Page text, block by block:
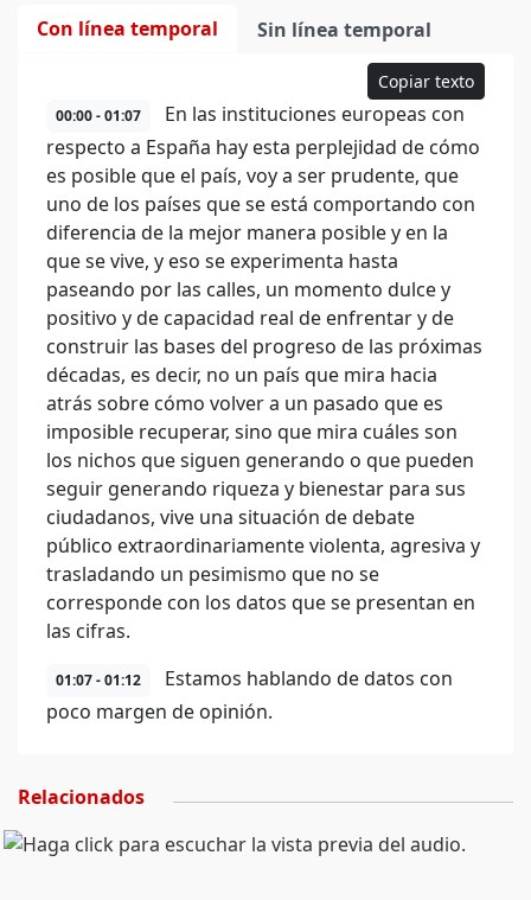
Con línea temporal Sin línea temporal
Copiar texto
00:00 - 01:07
En las instituciones europeas con
respecto a España hay esta perplejidad de cómo
es posible que el país, voy a ser prudente, que
uno de los países que se está comportando con
diferencia de la mejor manera posible y en la
que se vive, y eso se experimenta hasta
paseando por las calles, un momento dulce y
positivo y de capacidad real de enfrentar y de
construir las bases del progreso de las próximas
décadas, es decir, no un país que mira hacia
atrás sobre cómo volver a un pasado que es
imposible recuperar, sino que mira cuáles son
los nichos que siguen generando o que pueden
seguir generando riqueza y bienestar para sus
ciudadanos, vive una situación de debate
público extraordinariamente violenta, agresiva y
trasladando un pesimismo que no se
corresponde con los datos que se presentan en
las cifras.
01:07 - 01:12
Estamos hablando de datos con
poco margen de opinión.
Relacionados